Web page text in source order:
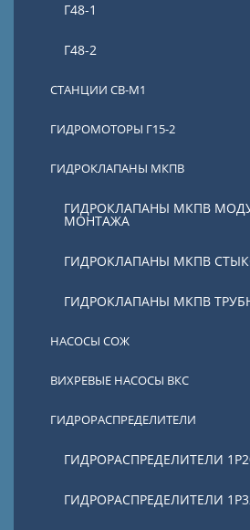
Г48-1
Г48-2
СТАНЦИИ СВ-М1
ГИДРОМОТОРЫ Г15-2
ГИДРОКЛАПАНЫ МКПВ
ГИДРОКЛАПАНЫ МКПВ
МОНТАЖА
ГИДРОКЛАПАНЫ МКПВ
ГИДРОКЛАПАНЫ МКПВ
НАСОСЫ СОЖ
ВИХРЕВЫЕ НАСОСЫ ВКС
ГИДРОРАСПРЕДЕЛИТЕЛИ
ГИДРОРАСПРЕДЕЛИТЕЛИ
ГИДРОРАСПРЕДЕЛИТЕЛИ